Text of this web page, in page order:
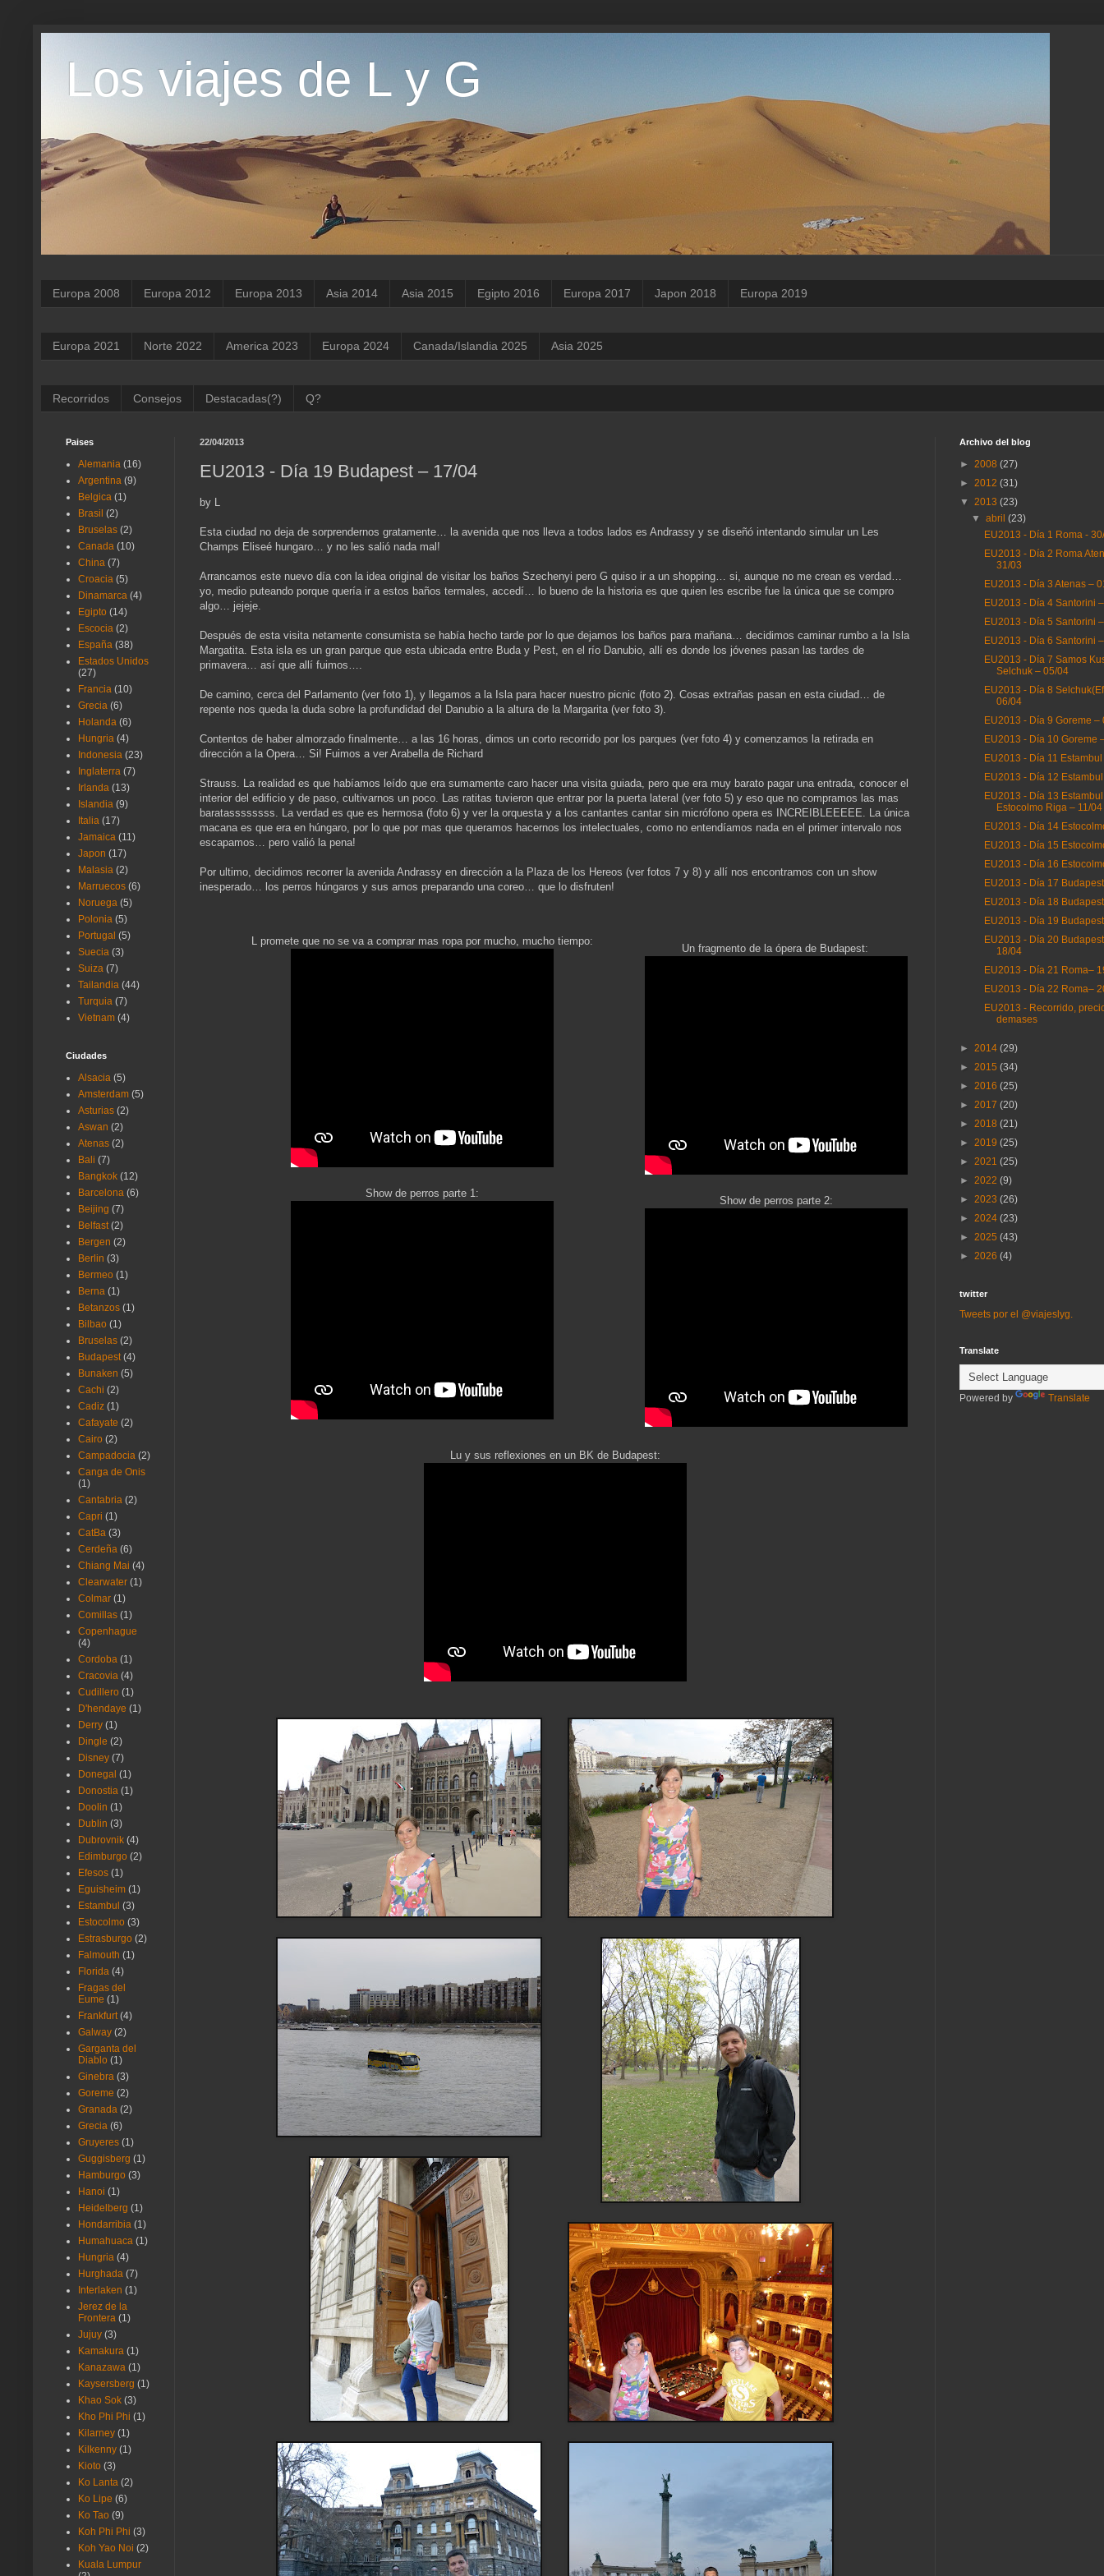
Los viajes de L y G
Europa 2008 Europa 2012 Europa 2013 Asia 2014 Asia 2015 Egipto 2016 Europa 2017 Japon 2018 Europa 2019
Europa 2021 Norte 2022 America 2023 Europa 2024 Canada/Islandia 2025 Asia 2025
Recorridos Consejos Destacadas(?) Q?
22/04/2013
EU2013 - Día 19 Budapest – 17/04
by L
Esta ciudad no deja de sorprendernos gratamente… la avenida que nos lleva a todos lados es Andrassy y se diseñó intentando simular un Les
Champs Eliseé hungaro… y no les salió nada mal!
Arrancamos este nuevo día con la idea original de visitar los baños Szechenyi pero G quiso ir a un shopping… si, aunque no me crean es verdad…
yo, medio puteando porque quería ir a estos baños termales, accedí… lo bueno de la historia es que quien les escribe fue la única que se compro
algo… jejeje.
Después de esta visita netamente consumista se había hecho tarde por lo que dejamos los baños para mañana… decidimos caminar rumbo a la Isla
Margatita. Esta isla es un gran parque que esta ubicada entre Buda y Pest, en el río Danubio, allí es donde los jóvenes pasan las tardes de
primavera… así que allí fuimos….
De camino, cerca del Parlamento (ver foto 1), y llegamos a la Isla para hacer nuestro picnic (foto 2). Cosas extrañas pasan en esta ciudad… de
repente nos queda la duda sobre la profundidad del Danubio a la altura de la Margarita (ver foto 3).
Contentos de haber almorzado finalmente… a las 16 horas, dimos un corto recorrido por los parques (ver foto 4) y comenzamos la retirada en
dirección a la Opera… Si! Fuimos a ver Arabella de Richard
Strauss. La realidad es que habíamos leído que era sumamente caro hacer una visita guiada, pero que era muy barato pagar una entrada, conocer el
interior del edificio y de paso, cultivarnos un poco. Las ratitas tuvieron que entrar por la puerta lateral (ver foto 5) y eso que no compramos las mas
baratassssssss. La verdad es que es hermosa (foto 6) y ver la orquesta y a los cantantes cantar sin micrófono opera es INCREIBLEEEEE. La única
macana es que era en húngaro, por lo que por mas que queramos hacernos los intelectuales, como no entendíamos nada en el primer intervalo nos
escapamos… pero valió la pena!
Por ultimo, decidimos recorrer la avenida Andrassy en dirección a la Plaza de los Hereos (ver fotos 7 y 8) y allí nos encontramos con un show
inesperado… los perros húngaros y sus amos preparando una coreo… que lo disfruten!
L promete que no se va a comprar mas ropa por mucho, mucho tiempo:
Show de perros parte 1:
Un fragmento de la ópera de Budapest:
Show de perros parte 2:
Lu y sus reflexiones en un BK de Budapest:
Paises
Alemania (16)
Argentina (9)
Belgica (1)
Brasil (2)
Bruselas (2)
Canada (10)
China (7)
Croacia (5)
Dinamarca (4)
Egipto (14)
Escocia (2)
España (38)
Estados Unidos
(27)
Francia (10)
Grecia (6)
Holanda (6)
Hungria (4)
Indonesia (23)
Inglaterra (7)
Irlanda (13)
Islandia (9)
Italia (17)
Jamaica (11)
Japon (17)
Malasia (2)
Marruecos (6)
Noruega (5)
Polonia (5)
Portugal (5)
Suecia (3)
Suiza (7)
Tailandia (44)
Turquia (7)
Vietnam (4)
Ciudades
Alsacia (5)
Amsterdam (5)
Asturias (2)
Aswan (2)
Atenas (2)
Bali (7)
Bangkok (12)
Barcelona (6)
Beijing (7)
Belfast (2)
Bergen (2)
Berlin (3)
Bermeo (1)
Berna (1)
Betanzos (1)
Bilbao (1)
Bruselas (2)
Budapest (4)
Bunaken (5)
Cachi (2)
Cadiz (1)
Cafayate (2)
Cairo (2)
Campadocia (2)
Canga de Onis
(1)
Cantabria (2)
Capri (1)
CatBa (3)
Cerdeña (6)
Chiang Mai (4)
Clearwater (1)
Colmar (1)
Comillas (1)
Copenhague
(4)
Cordoba (1)
Cracovia (4)
Cudillero (1)
D'hendaye (1)
Derry (1)
Dingle (2)
Disney (7)
Donegal (1)
Donostia (1)
Doolin (1)
Dublin (3)
Dubrovnik (4)
Edimburgo (2)
Efesos (1)
Eguisheim (1)
Estambul (3)
Estocolmo (3)
Estrasburgo (2)
Falmouth (1)
Florida (4)
Fragas del
Eume (1)
Frankfurt (4)
Galway (2)
Garganta del
Diablo (1)
Ginebra (3)
Goreme (2)
Granada (2)
Grecia (6)
Gruyeres (1)
Guggisberg (1)
Hamburgo (3)
Hanoi (1)
Heidelberg (1)
Hondarribia (1)
Humahuaca (1)
Hungria (4)
Hurghada (7)
Interlaken (1)
Jerez de la
Frontera (1)
Jujuy (3)
Kamakura (1)
Kanazawa (1)
Kaysersberg (1)
Khao Sok (3)
Kho Phi Phi (1)
Kilarney (1)
Kilkenny (1)
Kioto (3)
Ko Lanta (2)
Ko Lipe (6)
Ko Tao (9)
Koh Phi Phi (3)
Koh Yao Noi (2)
Kuala Lumpur
Archivo del blog
► 2008 (27)
► 2012 (31)
▼ 2013 (23)
▼abril(23)
EU2013 - Día 1 Roma -
EU2013 - Día 2 Roma
31/03
EU2013 - Día 3 Atenas –
EU2013 - Día 4 Santorini
EU2013 - Día 5 Santorini
EU2013 - Día 6 Santorini
EU2013 - Día 7 Samos
Selchuk – 05/04
EU2013 - Día 8
06/04
EU2013 - Día 9 Goreme –
EU2013 - Día 10 Goreme
EU2013 - Día 11
EU2013 - Día 12
EU2013 - Día 13 Estambul
Estocolmo Riga – 11/04
EU2013 - Día 14
EU2013 - Día 15
EU2013 - Día 16
EU2013 - Día 17
EU2013 - Día 18
EU2013 - Día 19
EU2013 - Día 20
18/04
EU2013 - Día 21 Roma–
EU2013 - Día 22 Roma–
EU2013 - Recorrido,
demases
► 2014 (29)
► 2015 (34)
► 2016 (25)
► 2017 (20)
► 2018 (21)
► 2019 (25)
► 2021 (25)
► 2022 (9)
► 2023 (26)
► 2024 (23)
► 2025 (43)
► 2026 (4)
twitter
Tweets por el @viajeslyg.
Translate
Powered by Translate